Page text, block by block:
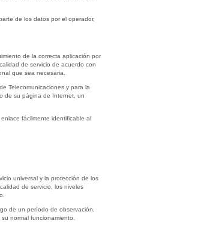
de los datos por el operador,
de la correcta aplicación por
de servicio de acuerdo con
que sea necesaria.
Telecomunicaciones y para la
de su página de Internet, un
fácilmente identificable al
universal y la protección de los
de servicio, los niveles
de un período de observación,
normal funcionamiento.